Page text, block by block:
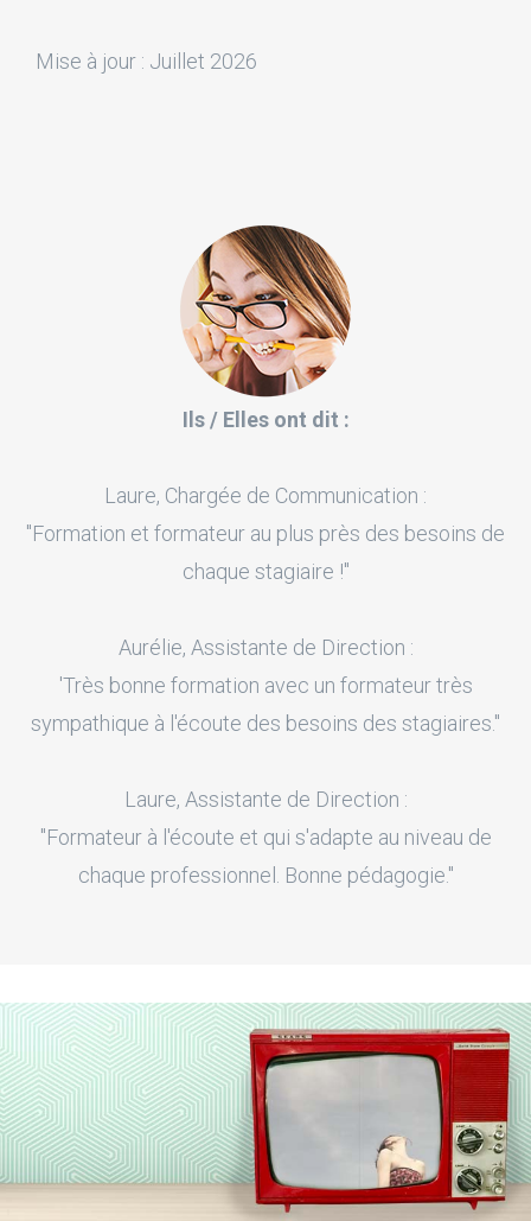
Mise à jour : Juillet 2026
Ils / Elles ont dit :
Laure, Chargée de Communication :
"Formation et formateur au plus près des besoins de
chaque stagiaire !"
Aurélie, Assistante de Direction :
'Très bonne formation avec un formateur très
sympathique à l'écoute des besoins des stagiaires."
Laure, Assistante de Direction :
"Formateur à l'écoute et qui s'adapte au niveau de
chaque professionnel. Bonne pédagogie."